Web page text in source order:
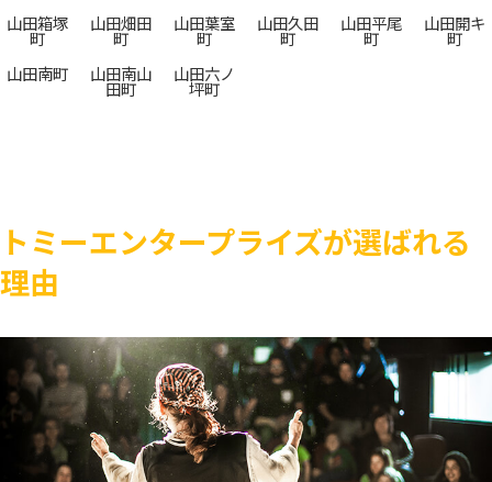
山田箱塚
町
山田畑田
町
山田葉室
町
山田久田
町
山田平尾
町
山田開キ
町
山田南町
山田南山
田町
山田六ノ
坪町
トミーエンタープライズが選ばれる
理由